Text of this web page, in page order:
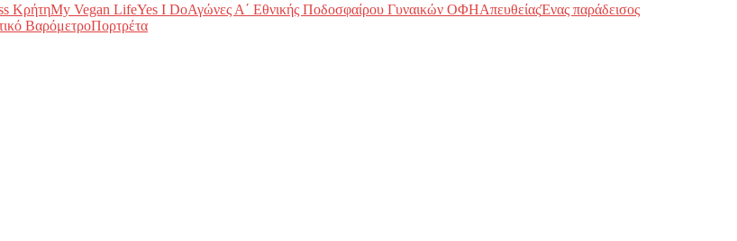
ΚρήτηMy Vegan LifeYes I DoΑγώνες Α΄ Εθνικής Ποδοσφαίρου Γυναικών ΟΦΗΑπευθείαςΈνας παράδεισος
ΒαρόμετροΠορτρέτα